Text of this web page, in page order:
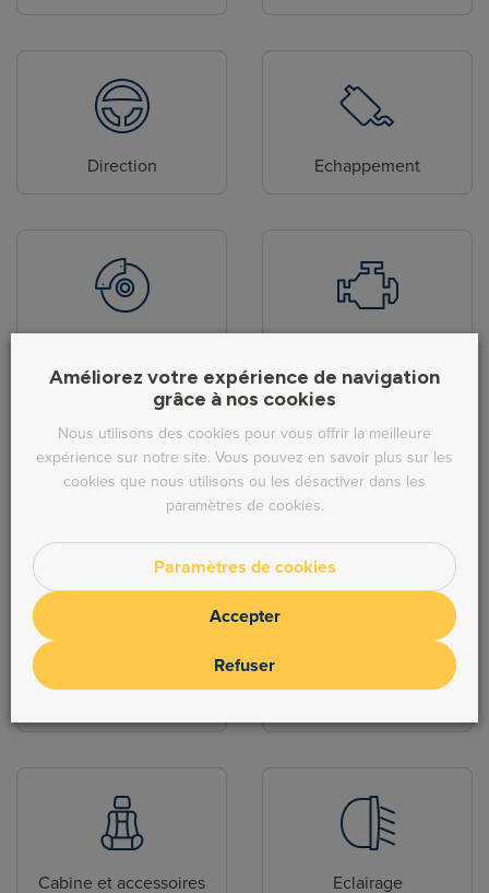
Direction Echappement
Cabine et accessoires Eclairage
Améliorez votre expérience de navigation
grâce à nos cookies
Nous utilisons des cookies pour vous offrir la meilleure
expérience sur notre site. Vous pouvez en savoir plus sur les
cookies que nous utilisons ou les désactiver dans les
paramètres de cookies.
Paramètres de cookies
Accepter
Refuser